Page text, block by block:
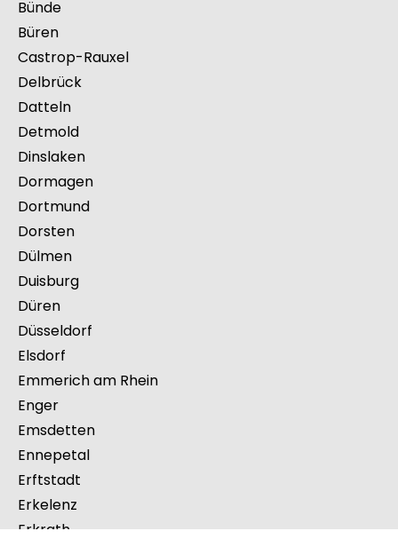
Bornheim
Bottrop
Brühl
Bünde
Büren
Castrop-Rauxel
Delbrück
Datteln
Detmold
Dinslaken
Dormagen
Dortmund
Dorsten
Dülmen
Duisburg
Düren
Düsseldorf
Elsdorf
Emmerich am Rhein
Enger
Emsdetten
Ennepetal